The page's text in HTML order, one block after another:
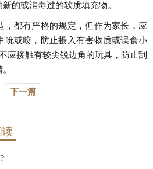
的或消毒过的软质填充物。
，都有严格的规定，但作为家长，应
吮或咬，防止摄入有害物质或误食小
应接触有较尖锐边角的玩具，防止刮
下一篇